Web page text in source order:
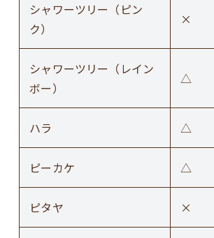
シャワーツリー（ピン
ク）
×
シャワーツリー（レイン
ボー）
△
ハラ △
ピーカケ △
ピタヤ ×